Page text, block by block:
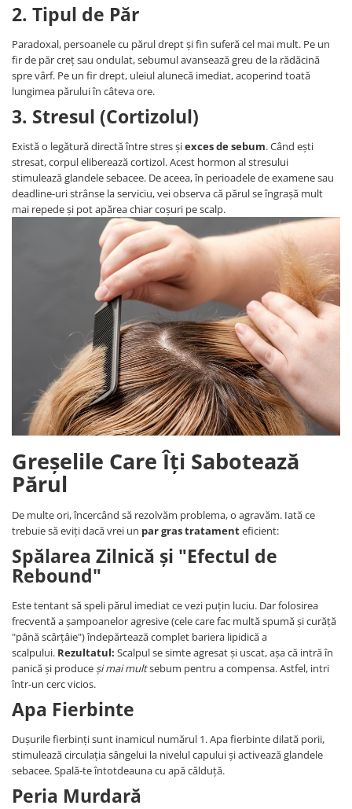
2. Tipul de Păr
Paradoxal, persoanele cu părul drept și fin suferă cel mai mult. Pe un
fir de păr creț sau ondulat, sebumul avansează greu de la rădăcină
spre vârf. Pe un fir drept, uleiul alunecă imediat, acoperind toată
lungimea părului în câteva ore.
3. Stresul (Cortizolul)
Există o legătură directă între stres șiexces de sebum. Când ești
stresat, corpul eliberează cortizol. Acest hormon al stresului
stimulează glandele sebacee. De aceea, în perioadele de examene sau
deadline-uri strânse la serviciu, vei observa că părul se îngrașă mult
mai repede și pot apărea chiar coșuri pe scalp.
Greșelile Care Îți Sabotează
Părul
De multe ori, încercând să rezolvăm problema, o agravăm. Iată ce
trebuie să eviți dacă vrei un par gras tratamenteficient:
Spălarea Zilnică și "Efectul de
Rebound"
Este tentant să speli părul imediat ce vezi puțin luciu. Dar folosirea
frecventă a șampoanelor agresive (cele care fac multă spumă și curăță
"până scârțâie") îndepărtează complet bariera lipidică a
scalpului. Rezultatul: Scalpul se simte agresat și uscat, așa că intră în
panică și produceși mai multsebum pentru a compensa. Astfel, intri
într-un cerc vicios.
Apa Fierbinte
Dușurile fierbinți sunt inamicul numărul 1. Apa fierbinte dilată porii,
stimulează circulația sângelui la nivelul capului și activează glandele
sebacee. Spală-te întotdeauna cu apă călduță.
Peria Murdară